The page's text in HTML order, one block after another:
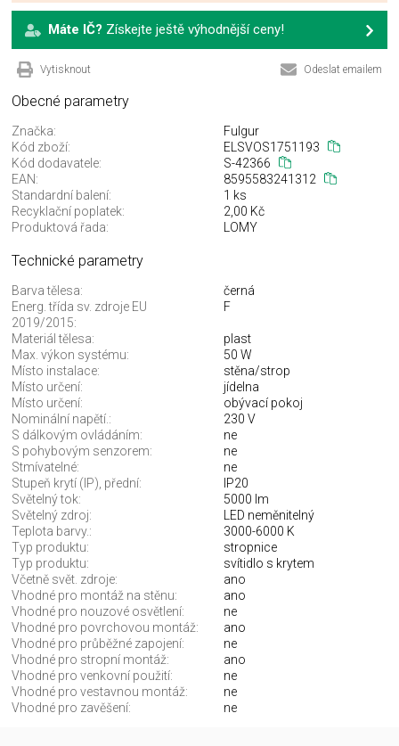
Máte IČ? Získejte ještě výhodnější ceny!
Vytisknout Odeslat emailem
Obecné parametry
Značka:
Fulgur
Kód zboží:
ELSVOS1751193
Kód dodavatele:
S-42366
EAN:
8595583241312
Standardní balení:
1 ks
Recyklační poplatek:
2,00 Kč
Produktová řada:
LOMY
Technické parametry
Barva tělesa:
černá
Energ. třída sv. zdroje EU
2019/2015:
F
Materiál tělesa:
plast
Max. výkon systému:
50 W
Místo instalace:
stěna/strop
Místo určení:
jídelna
Místo určení:
obývací pokoj
Nominální napětí.:
230 V
S dálkovým ovládáním:
ne
S pohybovým senzorem:
ne
Stmívatelné:
ne
Stupeň krytí (IP), přední:
IP20
Světelný tok:
5000 lm
Světelný zdroj:
LED neměnitelný
Teplota barvy.:
3000-6000 K
Typ produktu:
stropnice
Typ produktu:
svítidlo s krytem
Včetně svět. zdroje:
ano
Vhodné pro montáž na stěnu:
ano
Vhodné pro nouzové osvětlení:
ne
Vhodné pro povrchovou montáž:
ano
Vhodné pro průběžné zapojení:
ne
Vhodné pro stropní montáž:
ano
Vhodné pro venkovní použití:
ne
Vhodné pro vestavnou montáž:
ne
Vhodné pro zavěšení:
ne